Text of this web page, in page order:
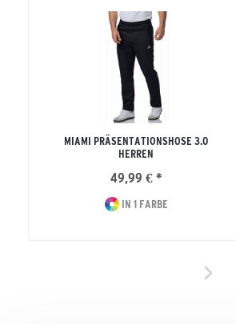
MIAMI PRÄSENTATIONSHOSE 3.0
HERREN
49,99 € *
IN 1 FARBE